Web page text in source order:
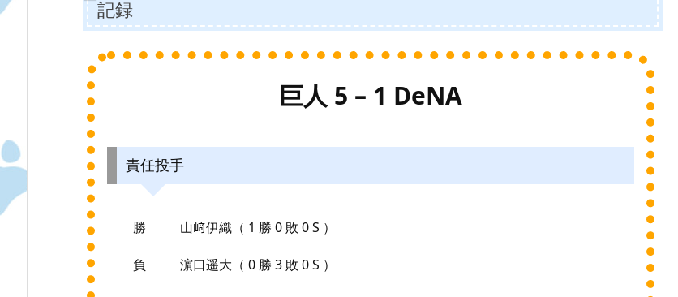
記録
巨人 5 – 1 DeNA
責任投手
勝 山﨑伊織（ 1 勝 0 敗 0 S ）
負 濵口遥大（ 0 勝 3 敗 0 S ）